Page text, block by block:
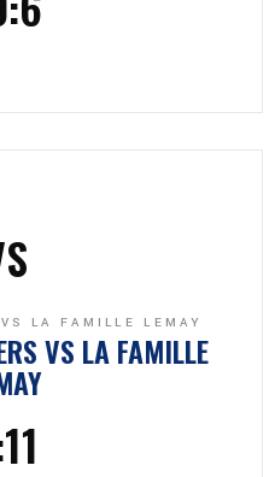
LA FAMILLE LEMAY
VS LA FAMILLE